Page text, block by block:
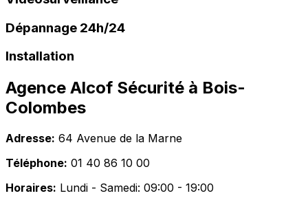
Dépannage 24h/24
Installation
Agence Alcof Sécurité à Bois-
Colombes
Adresse: 64 Avenue de la Marne
Téléphone: 01 40 86 10 00
Horaires: Lundi - Samedi: 09:00 - 19:00